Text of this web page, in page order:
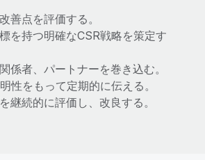
善点を評価する。
を持つ明確なCSR戦略を策定す
係者、パートナーを巻き込む。
性をもって定期的に伝える。
継続的に評価し、改良する。